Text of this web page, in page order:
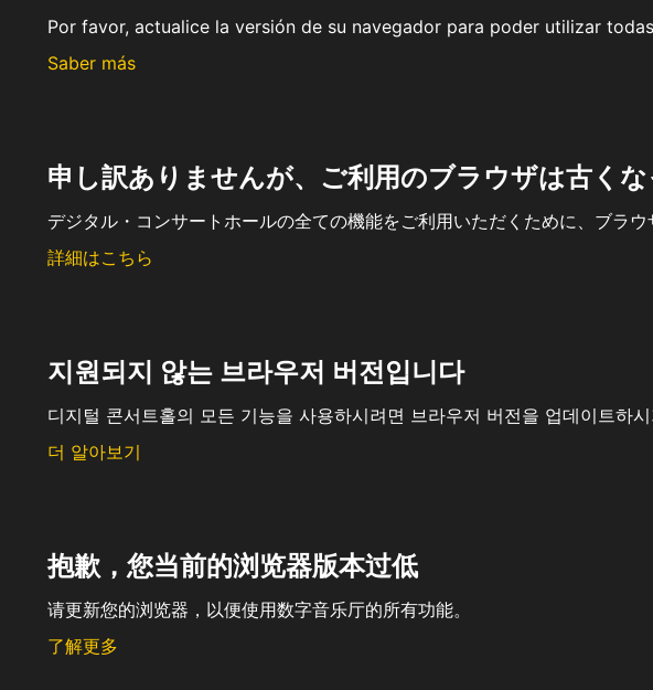
Por favor, actualice la versión de su navegador para poder utilizar
Saber más
申し訳ありませんが、ご利用のブラウザは古く
デジタル・コンサートホールの全ての機能をご利用いただくために、ブラウ
詳細はこちら
지원되지 않는 브라우저 버전입니다
디지털 콘서트홀의 모든 기능을 사용하시려면 브라우저 버전을 업데이트하
더 알아보기
抱歉，您当前的浏览器版本过低
请更新您的浏览器，以便使用数字音乐厅的所有功能。
了解更多